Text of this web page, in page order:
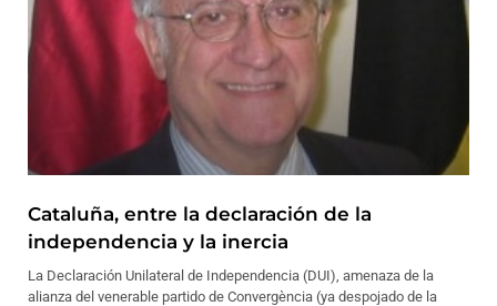
Cataluña, entre la declaración de la
independencia y la inercia
La Declaración Unilateral de Independencia (DUI), amenaza de la
alianza del venerable partido de Convergència (ya despojado de la